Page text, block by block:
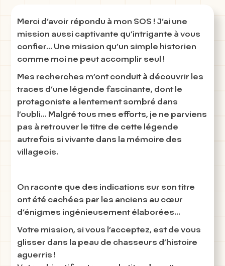
Merci d’avoir répondu à mon SOS ! J’ai une
mission aussi captivante qu’intrigante à vous
confier... Une mission qu’un simple historien
comme moi ne peut accomplir seul !
Mes recherches m’ont conduit à découvrir les
traces d’une légende fascinante, dont le
protagoniste a lentement sombré dans
l’oubli... Malgré tous mes efforts, je ne parviens
pas à retrouver le titre de cette légende
autrefois si vivante dans la mémoire des
villageois.
On raconte que des indications sur son titre
ont été cachées par les anciens au cœur
d’énigmes ingénieusement élaborées...
Votre mission, si vous l’acceptez, est de vous
glisser dans la peau de chasseurs d’histoire
aguerris !